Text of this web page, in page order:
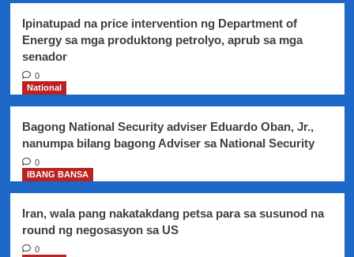
Ipinatupad na price intervention ng Department of
Energy sa mga produktong petrolyo, aprub sa mga
senador
0
National
Bagong National Security adviser Eduardo Oban, Jr.,
nanumpa bilang bagong Adviser sa National Security
0
IBANG BANSA
Iran, wala pang nakatakdang petsa para sa susunod na
round ng negosasyon sa US
0